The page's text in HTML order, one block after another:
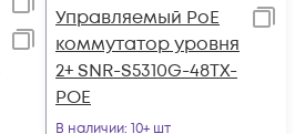
Управляемый PoE
коммутатор уровня
2+ SNR-S5310G-48TX-
POE
В наличии: 10+ шт